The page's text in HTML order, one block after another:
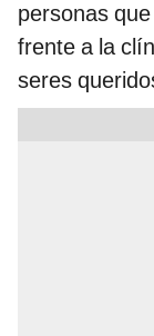
personas
frente a la
seres